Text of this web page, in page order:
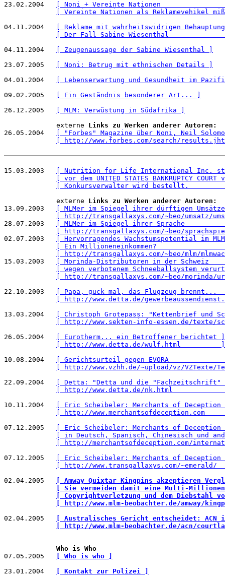
23.02.2004
[ Noni + Vereinte Nationen
[ Vereinte Nationen als Reklamevehikel
04.11.2004
[ Reklame mit wahrheitswidrigen
[ Der Fall Sabine Wiesenthal
04.11.2004
[ Zeugenaussage der Sabine Wiesenthal ]
23.07.2005
[ Noni: Betrug mit ethnischen Details ]
04.01.2004
[ Lebenserwartung und Gesundheit im
09.02.2005
[ Ein Geständnis besonderer Art... ]
26.12.2005
[ MLM: Verwüstung in Südafrika ]
             externe
Links zu Werken anderer Autoren:
26.05.2004
[ "Forbes" Magazine über
[ http://www.forbes.com/search/
15.03.2003
[ Nutrition for Life International Inc.
[ vor dem UNITED STATES BANKRUPTCY
[ Konkursverwalter wird bestellt.
             externe
Links zu Werken anderer Autoren:
13.09.2003
[ MLMer im Spiegel ihrer dürftigen
[ http://transgallaxys.com/~beo/umsatz/
28.07.2003
[ MLMer im Spiegel ihrer Sprache
[ http://transgallaxys.com/~beo/
02.07.2003
[ Hervorragendes Wachstumspotential im
[ Ein Millioneneinkommen?
[ http://transgallaxys.com/~beo/mlm/
15.03.2003
[ Morinda-Distributoren in der
[ wegen verbotenem Schneeballsystem
[ http://transgallaxys.com/~beo/morinda/
22.10.2003
[ Papa, guck mal, das Flugzeug
[ http://www.detta.de/
13.03.2004
[ Christoph Grotepass: "Kettenbrief und
[ http://www.sekten-info-essen.de/texte/
26.05.2004
[ Eurotherm... ein Betroffener berichtet ]
[ http://www.detta.de/wulf.html          ]
10.08.2004
[ Gerichtsurteil gegen EVORA
[ http://www.vzhh.de/~upload/vz/VZTexte/
22.09.2004
[ Detta: "Detta und die "Fachzeitschrift"
[ http://www.detta.de/nk.html
10.11.2004
[ Eric Scheibeler: Merchants of
[ http://www.merchantsofdeception.com
07.12.2005
[ Eric Scheibeler: Merchants of
[ in Deutsch, Spanisch, Chinesisch und
[ http://merchantsofdeception.com/
07.12.2005
[ Eric Scheibeler: Merchants of
[ http://www.transgallaxys.com/~emerald/
02.04.2005
[ Amway Quixtar Kingpins
[ Sie vermeiden damit eine Multi-
[ Copyrightverletzung und dem Diebstahl
[ http://www.mlm-beobachter.de/amway/
02.04.2005
[ Australisches Gericht entscheidet:
[ http://www.mlm-beobachter.de/acn/
Who is Who
07.05.2005
[ Who is who ]
23.01.2004
[ Kontakt zur Polizei ]